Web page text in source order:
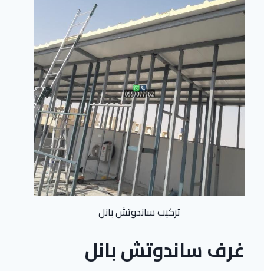
تركيب ساندوتش بانل
غرف ساندوتش بانل